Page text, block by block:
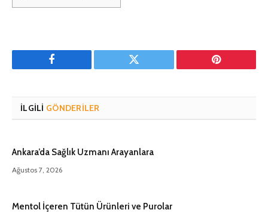
Facebook Twitter Pinterest'in
İLGILI GÖNDERILER
Ankara’da Sağlık Uzmanı Arayanlara
Ağustos 7, 2026
Mentol İçeren Tütün Ürünleri ve Purolar